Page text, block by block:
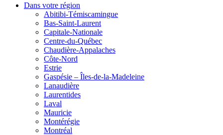
Dans votre région
Abitibi-Témiscamingue
Bas-Saint-Laurent
Capitale-Nationale
Centre-du-Québec
Chaudière-Appalaches
Côte-Nord
Estrie
Gaspésie – Îles-de-la-Madeleine
Lanaudière
Laurentides
Laval
Mauricie
Montérégie
Montréal